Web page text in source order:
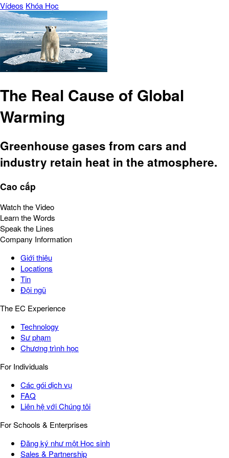
Vídeos Khóa Học
The Real Cause of Global
Warming
Greenhouse gases from cars and
industry retain heat in the atmosphere.
Cao cấp
Watch the Video
Learn the Words
Speak the Lines
Company Information
Giới thiệu
Locations
Tin
Đội ngũ
The EC Experience
Technology
Sư phạm
Chương trình học
For Individuals
Các gói dịch vụ
FAQ
Liên hệ với Chúng tôi
For Schools & Enterprises
Đăng ký như một Học sinh
Sales & Partnership